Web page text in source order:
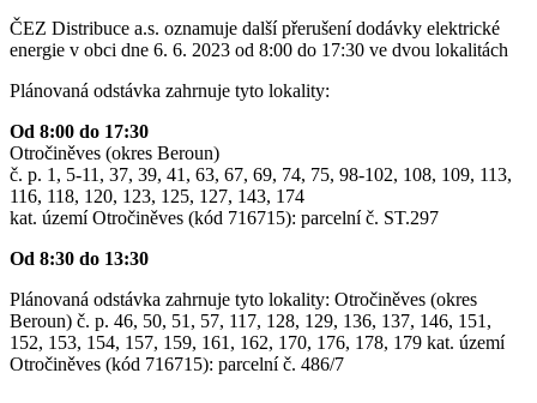
ČEZ Distribuce a.s. oznamuje další přerušení dodávky elektrické
energie v obci dne 6. 6. 2023 od 8:00 do 17:30 ve dvou lokalitách
Plánovaná odstávka zahrnuje tyto lokality:
Od 8:00 do 17:30
Otročiněves (okres Beroun)
č. p. 1, 5-11, 37, 39, 41, 63, 67, 69, 74, 75, 98-102, 108, 109, 113,
116, 118, 120, 123, 125, 127, 143, 174
kat. území Otročiněves (kód 716715): parcelní č. ST.297
Od 8:30 do 13:30
Plánovaná odstávka zahrnuje tyto lokality: Otročiněves (okres
Beroun) č. p. 46, 50, 51, 57, 117, 128, 129, 136, 137, 146, 151,
152, 153, 154, 157, 159, 161, 162, 170, 176, 178, 179 kat. území
Otročiněves (kód 716715): parcelní č. 486/7